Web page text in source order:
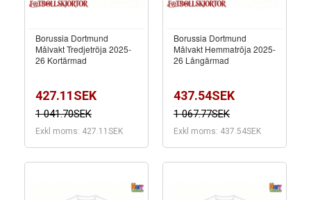
Borussia Dortmund
Målvakt Tredjetröja 2025-
26 Kortärmad
427.11SEK
1 041.70SEK
Exkl moms: 427.11SEK
Borussia Dortmund
Målvakt Hemmatröja 2025-
26 Långärmad
437.54SEK
1 067.77SEK
Exkl moms: 437.54SEK